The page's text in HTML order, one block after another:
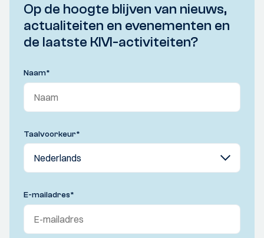
Op de hoogte blijven van nieuws,
actualiteiten en evenementen en
de laatste KIVI-activiteiten?
Naam*
Taalvoorkeur*
E-mailadres*